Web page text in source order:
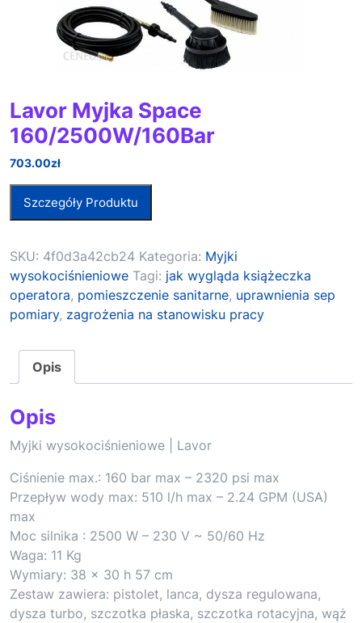
Lavor Myjka Space
160/2500W/160Bar
703.00zł
Szczegóły Produktu
SKU: 4f0d3a42cb24 Kategoria: Myjki
wysokociśnieniowe Tagi: jak wygląda książeczka
operatora, pomieszczenie sanitarne, uprawnienia sep
pomiary, zagrożenia na stanowisku pracy
Opis
Opis
Myjki wysokociśnieniowe | Lavor
Ciśnienie max.: 160 bar max – 2320 psi max
Przepływ wody max: 510 l/h max – 2.24 GPM (USA)
max
Moc silnika : 2500 W – 230 V ~ 50/60 Hz
Waga: 11 Kg
Wymiary: 38 x 30 h 57 cm
Zestaw zawiera: pistolet, lanca, dysza regulowana,
dysza turbo, szczotka płaska, szczotka rotacyjna, wąż